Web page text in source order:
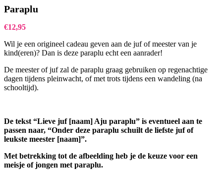
Paraplu
€12,95
Wil je een origineel cadeau geven aan de juf of meester van je
kind(eren)? Dan is deze paraplu echt een aanrader!
De meester of juf zal de paraplu graag gebruiken op regenachtige
dagen tijdens pleinwacht, of met trots tijdens een wandeling (na
schooltijd).
De tekst “Lieve juf [naam] Aju paraplu” is eventueel aan te
passen naar, “Onder deze paraplu schuilt de liefste juf of
leukste meester [naam]”.
Met betrekking tot de afbeelding heb je de keuze voor een
meisje of jongen met paraplu.